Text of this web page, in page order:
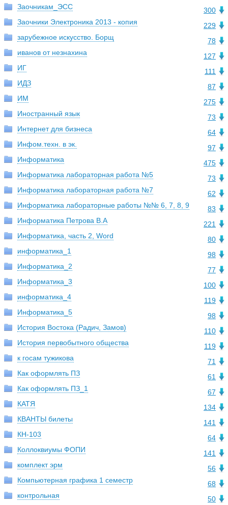
300
Заочникам_ЭСС
229
Заочники Электроника 2013 - копия
78
зарубежное искусство. Борщ
127
иванов от незнахина
111
ИГ
87
ИДЗ
275
ИМ
73
Иностранный язык
64
Интернет для бизнеса
97
Инфом.техн. в эк.
475
Информатика
73
Информатика лабораторная работа №5
62
Информатика лабораторная работа №7
83
Информатика лабораторные работы №№ 6, 7, 8, 9
221
Информатика Петрова В.А
80
Информатика, часть 2, Word
98
информатика_1
77
Информатика_2
100
Информатика_3
119
информатика_4
98
Информатика_5
110
История Востока (Радич, Замов)
119
История первобытного общества
71
к госам тужикова
61
Как оформлять ПЗ
67
Как оформлять ПЗ_1
134
КАТЯ
141
КВАНТЫ билеты
64
КН-103
141
Коллоквиумы ФОПИ
56
комплект эрм
68
Компьютерная графика 1 семестр
50
контрольная